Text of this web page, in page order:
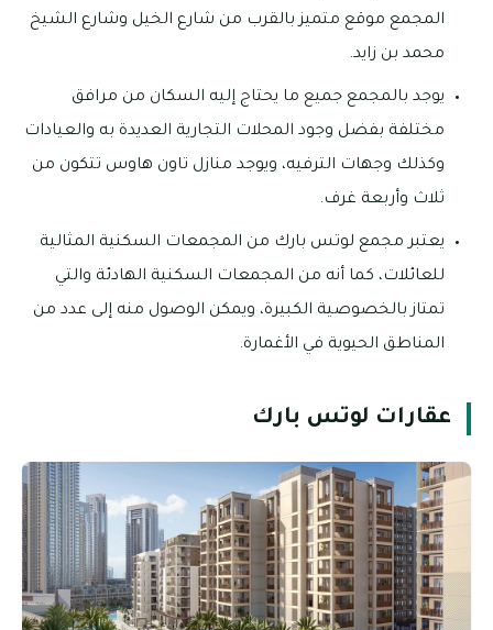
المجمع موقع متميز بالقرب من شارع الخيل وشارع الشيخ
محمد بن زايد.
يوجد بالمجمع جميع ما يحتاج إليه السكان من مرافق
مختلفة بفضل وجود المحلات التجارية العديدة به والعيادات
وكذلك وجهات الترفيه، ويوجد منازل تاون هاوس تتكون من
ثلاث وأربعة غرف.
يعتبر مجمع لوتس بارك من المجمعات السكنية المثالية
للعائلات، كما أنه من المجمعات السكنية الهادئة والتي
تمتاز بالخصوصية الكبيرة، ويمكن الوصول منه إلى عدد من
المناطق الحيوية في الأغمارة.
عقارات لوتس بارك